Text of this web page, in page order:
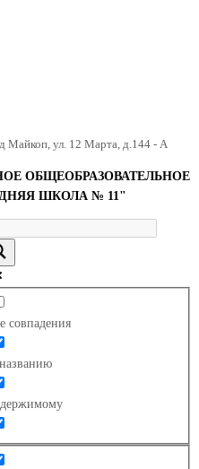
Майкоп, ул. 12 Марта, д.144 - А
ОБЩЕОБРАЗОВАТЕЛЬНОЕ
ШКОЛА № 11"
совпадения